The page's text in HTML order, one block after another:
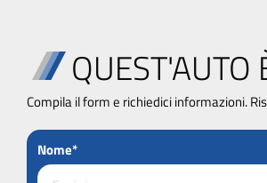
QUEST'AUTO
Compila il form e richiedici informazioni.
Nome*